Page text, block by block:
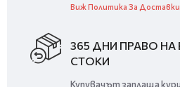
Виж Политика За Доставки
365 ДНИ ПРАВО
СТОКИ
Купувачът заплаща